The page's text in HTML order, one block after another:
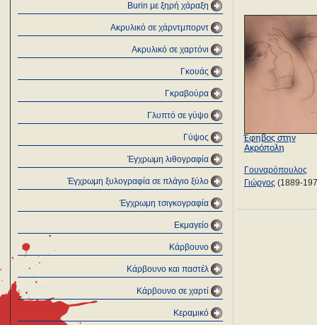
Burin με ξηρή χάραξη
Ακρυλικό σε χάρντμπορντ
Ακρυλικό σε χαρτόνι
Γκουάς
Γκραβούρα
Γλυπτό σε γύψο
Γύψος
Έγχρωμη λιθογραφία
Έγχρωμη ξυλογραφία σε πλάγιο ξύλο
Έγχρωμη τσιγκογραφία
Εκμαγείο
Κάρβουνο
Κάρβουνο και παστέλ
Κάρβουνο σε χαρτί
Κεραμικό
Έφηβος στην
Ακρόπολη
Γουναρόπουλος
Γιώργος (1889-